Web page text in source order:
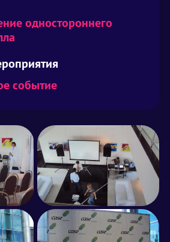
одностороннего
событие